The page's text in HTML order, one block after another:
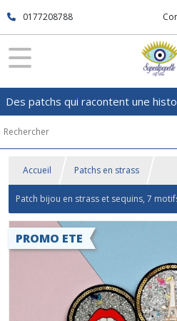
0177208788
Des patchs qui racontent une
Accueil Patchs en strass
Patch bijou en strass et sequins, 7
PROMO ETE